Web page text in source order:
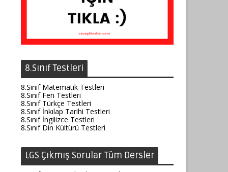
8.Sınıf Testleri
8.Sınıf Matematik Testleri
8.Sınıf Fen Testleri
8.Sınıf Türkçe Testleri
8.Sınıf İnkılap Tarihi Testleri
8.Sınıf İngilizce Testleri
8.Sınıf Din Kültürü Testleri
LGS Çıkmış Sorular Tüm Dersler